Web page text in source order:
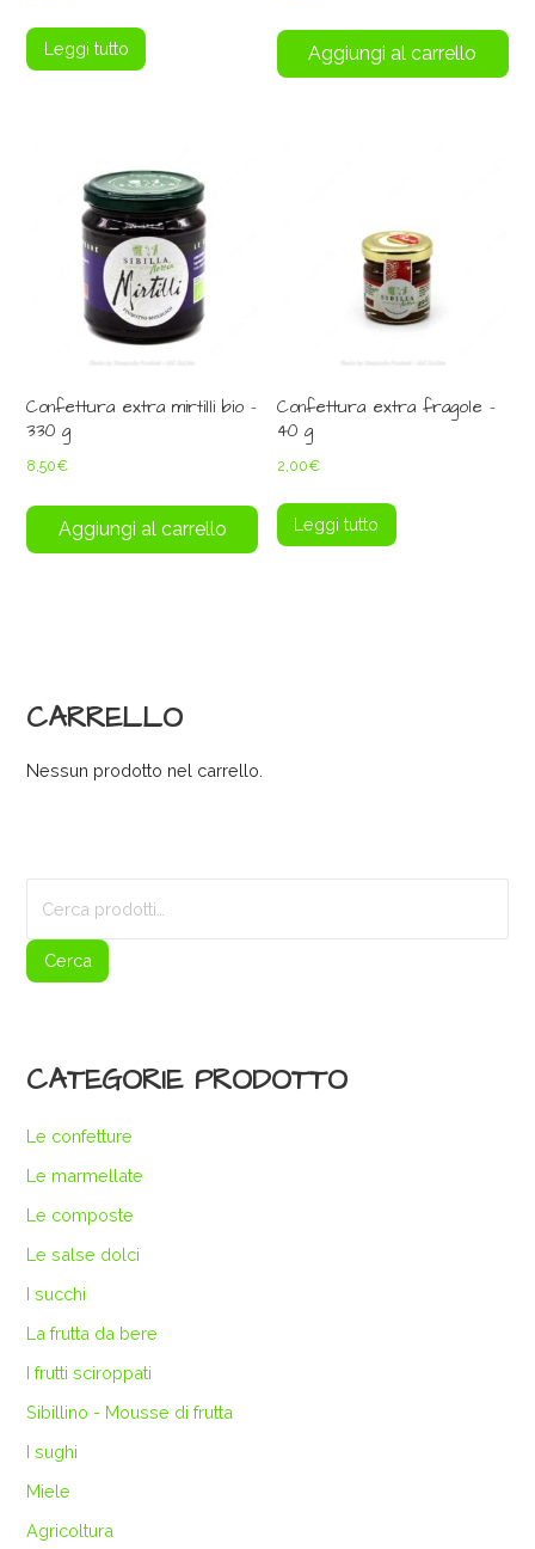
Leggi tutto Aggiungi al carrello
Confettura extra mirtilli bio –
330 g
8,50€
Aggiungi al carrello
Confettura extra fragole –
40 g
2,00€
Leggi tutto
CARRELLO
Nessun prodotto nel carrello.
Cerca
CATEGORIE PRODOTTO
Le confetture
Le marmellate
Le composte
Le salse dolci
I succhi
La frutta da bere
I frutti sciroppati
Sibillino - Mousse di frutta
I sughi
Miele
Agricoltura